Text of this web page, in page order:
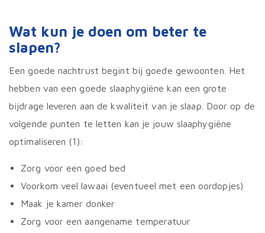
Wat kun je doen om beter te
slapen?
Een goede nachtrust begint bij goede gewoonten. Het
hebben van een goede slaaphygiëne kan een grote
bijdrage leveren aan de kwaliteit van je slaap. Door op de
volgende punten te letten kan je jouw slaaphygiëne
optimaliseren (1):
Zorg voor een goed bed
Voorkom veel lawaai (eventueel met een oordopjes)
Maak je kamer donker
Zorg voor een aangename temperatuur